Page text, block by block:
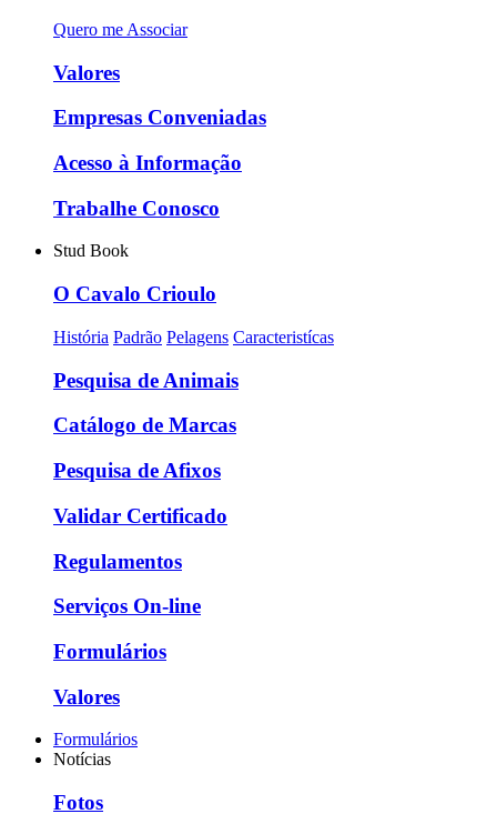
Quero me Associar
Valores
Empresas Conveniadas
Acesso à Informação
Trabalhe Conosco
Stud Book
O Cavalo Crioulo
História Padrão Pelagens Caracteristícas
Pesquisa de Animais
Catálogo de Marcas
Pesquisa de Afixos
Validar Certificado
Regulamentos
Serviços On-line
Formulários
Valores
Formulários
Notícias
Fotos